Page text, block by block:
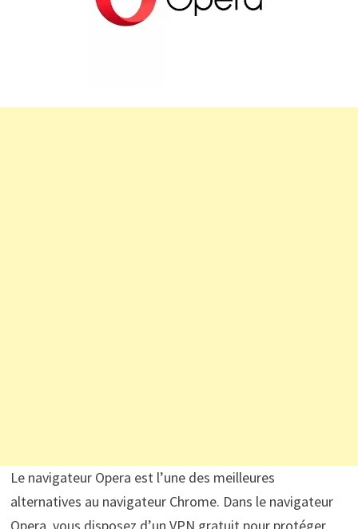
Le navigateur Opera est l’une des meilleures
alternatives au navigateur Chrome. Dans le navigateur
Opera, vous disposez d’un VPN gratuit pour protéger